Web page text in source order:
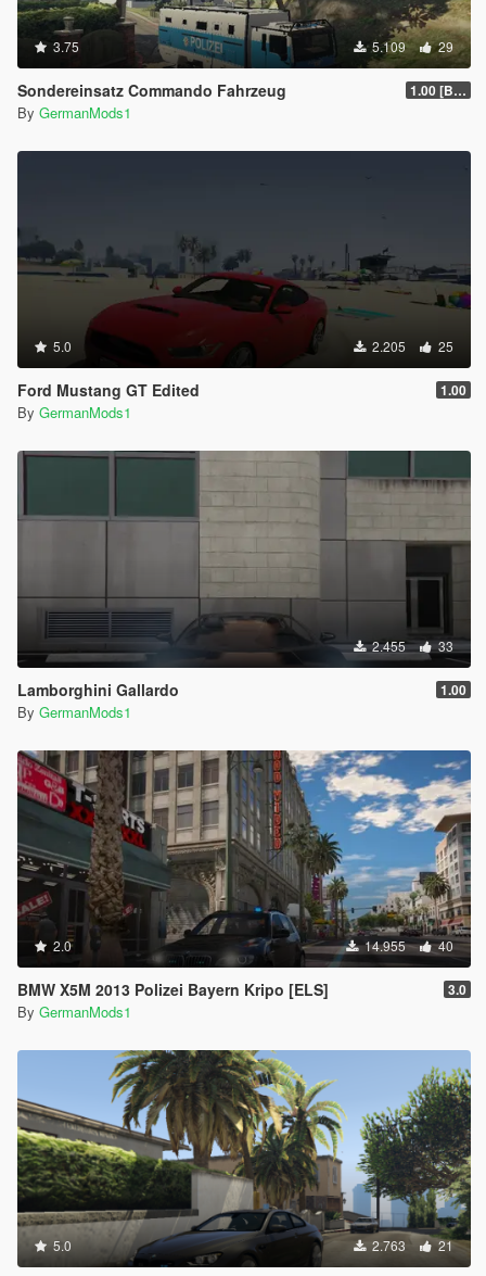
3.75 5.109 29
Sondereinsatz Commando Fahrzeug 1.00 [BETA]
By GermanMods1
5.0 2.205 25
Ford Mustang GT Edited 1.00
By GermanMods1
2.455 33
Lamborghini Gallardo 1.00
By GermanMods1
2.0 14.955 40
BMW X5M 2013 Polizei Bayern Kripo [ELS] 3.0
By GermanMods1
5.0 2.763 21